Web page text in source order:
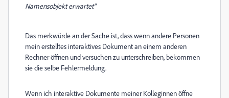
Namensobjekt erwartet"
Das merkwürde an der Sache ist, dass wenn andere Personen
mein erstelltes interaktives Dokument an einem anderen
Rechner öffnen und versuchen zu unterschreiben, bekommen
sie die selbe Fehlermeldung.
Wenn ich interaktive Dokumente meiner Kolleginnen öffne